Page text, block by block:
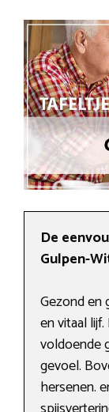
De
Gulpen-
Gezond en
en vitaal
voldoende
gevoel.
hersenen.